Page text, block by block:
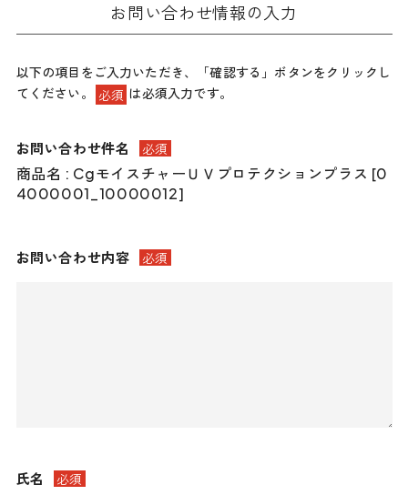
お問い合わせ情報の入力
以下の項目をご入力いただき、「確認する」ボタンをクリックし
てください。
必須 は必須入力です。
お問い合わせ件名 必須
商品名 : CgモイスチャーＵＶプロテクションプラス [0
4000001_10000012]
お問い合わせ内容 必須
氏名 必須